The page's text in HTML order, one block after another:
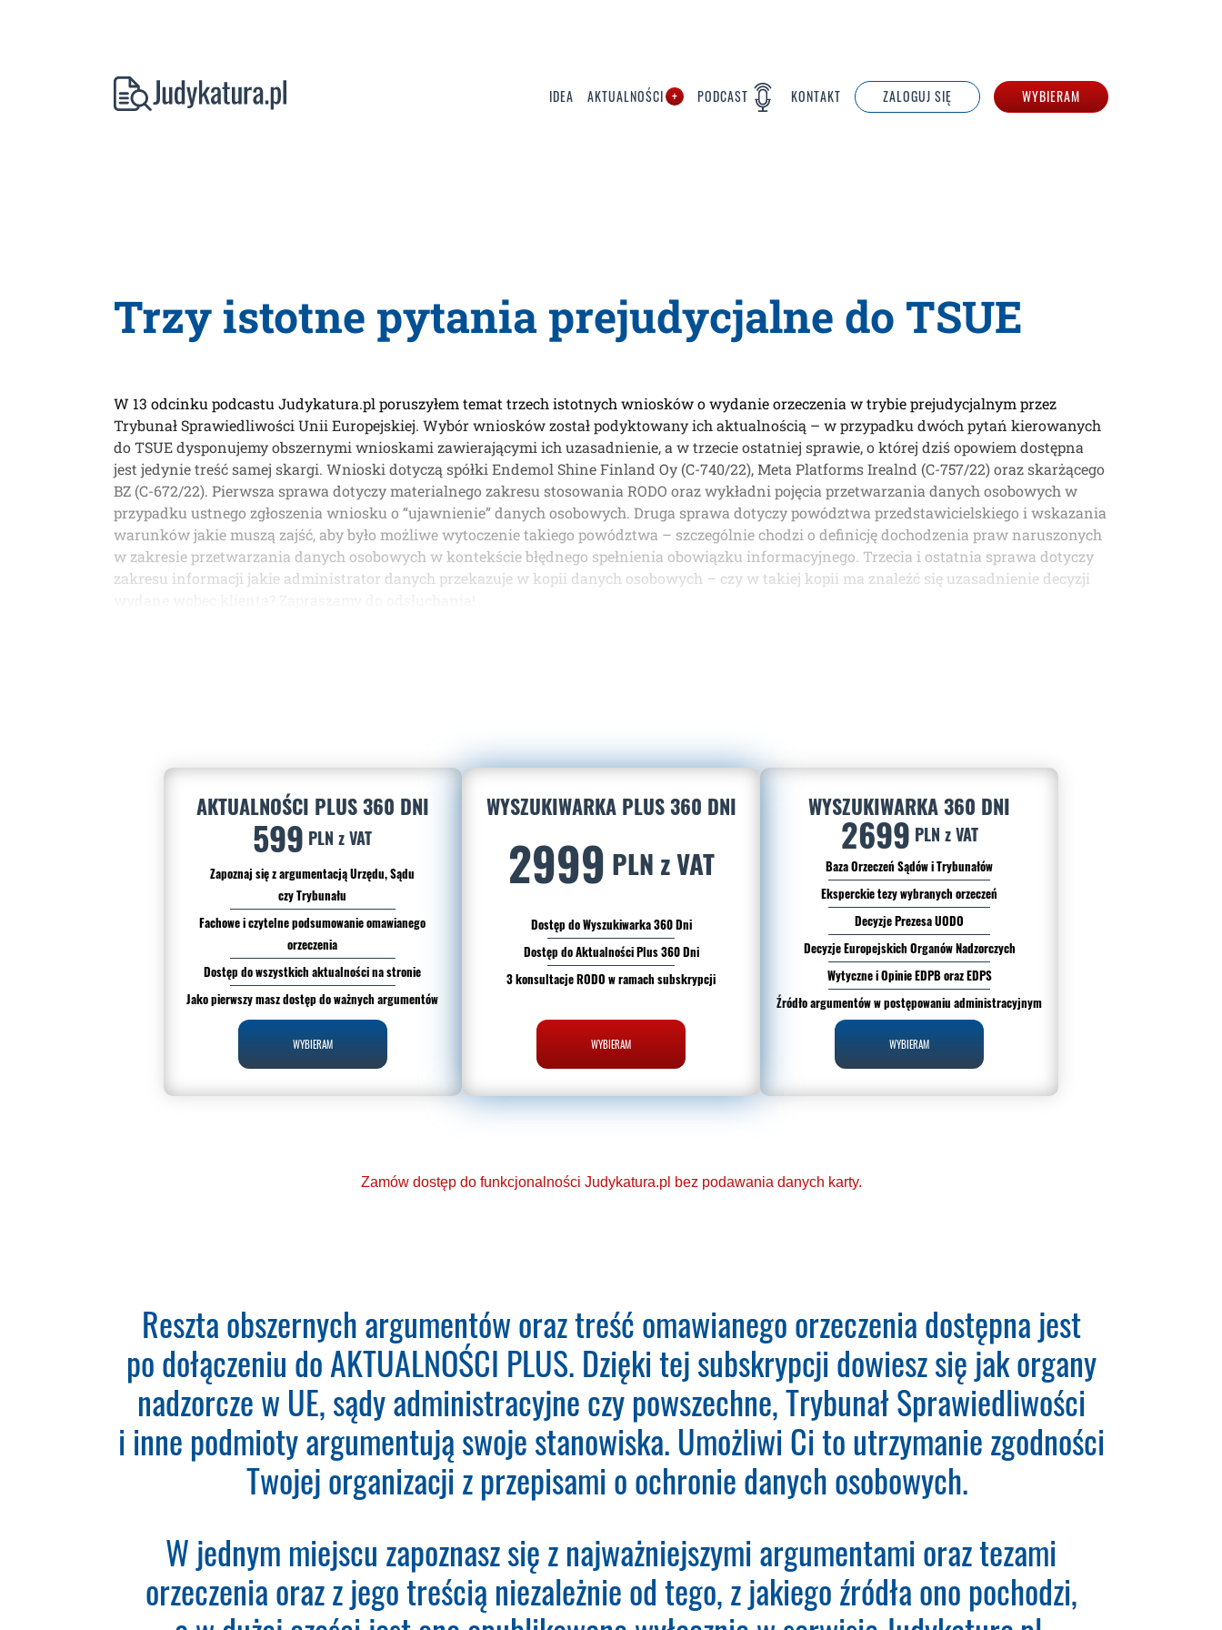
IDEA AKTUALNOŚCI PODCAST KONTAKT ZALOGUJ SIĘ WYBIERAM
Trzy istotne pytania prejudycjalne do TSUE
W 13 odcinku podcastu Judykatura.pl poruszyłem temat trzech istotnych wniosków o wydanie orzeczenia w trybie prejudycjalnym przez
Trybunał Sprawiedliwości Unii Europejskiej. Wybór wniosków został podyktowany ich aktualnością – w przypadku dwóch pytań kierowanych
do TSUE dysponujemy obszernymi wnioskami zawierającymi ich uzasadnienie, a w trzecie ostatniej sprawie, o której dziś opowiem dostępna
jest jedynie treść samej skargi. Wnioski dotyczą spółki Endemol Shine Finland Oy (C-740/22), Meta Platforms Irealnd (C-757/22) oraz skarżącego
BZ (C-672/22). Pierwsza sprawa dotyczy materialnego zakresu stosowania RODO oraz wykładni pojęcia przetwarzania danych osobowych w
przypadku ustnego zgłoszenia wniosku o “ujawnienie” danych osobowych. Druga sprawa dotyczy powództwa przedstawicielskiego i wskazania
warunków jakie muszą zajść, aby było możliwe wytoczenie takiego powództwa – szczególnie chodzi o definicję dochodzenia praw naruszonych
w zakresie przetwarzania danych osobowych w kontekście błędnego spełnienia obowiązku informacyjnego. Trzecia i ostatnia sprawa dotyczy
zakresu informacji jakie administrator danych przekazuje w kopii danych osobowych – czy w takiej kopii ma znaleźć się uzasadnienie decyzji
AKTUALNOŚCI PLUS 360 DNI
599 PLN z VAT
Zapoznaj się z argumentacją Urzędu, Sądu
czy Trybunału
Fachowe i czytelne podsumowanie omawianego
orzeczenia
Dostęp do wszystkich aktualności na stronie
Jako pierwszy masz dostęp do ważnych argumentów
WYBIERAM
WYSZUKIWARKA PLUS 360 DNI
2999 PLN z VAT
Dostęp do Wyszukiwarka 360 Dni
Dostęp do Aktualności Plus 360 Dni
3 konsultacje RODO w ramach subskrypcji
WYBIERAM
WYSZUKIWARKA 360 DNI
2699 PLN z VAT
Baza Orzeczeń Sądów i Trybunałów
Eksperckie tezy wybranych orzeczeń
Decyzje Prezesa UODO
Decyzje Europejskich Organów Nadzorczych
Wytyczne i Opinie EDPB oraz EDPS
Źródło argumentów w postępowaniu administracyjnym
WYBIERAM
Zamów dostęp do funkcjonalności Judykatura.pl bez podawania danych karty.
Ponad 2000 orzeczeń o Ochronie Danych Osobowych (RODO). Codzienna
aktualizacja bazy orzeczeń.
Teraz zamawiasz Szkolenie RODO - Inspektor Ochrony Danych. Nie musisz podawać karty płatniczej.Wystarczy,
że wypełnisz formularz a na podany adres e-mail otrzymasz fakturę VAT do opłacenia.Ważne:Dopiero po
zaksięgowaniu płatności – system utworzy konto użytkownika oraz uruchomi subskrypcję. Dopiero od tego
momentu rozpoczyna się okres Subskrypcji.
Please leave this field empty.
Aktualności Plus 360
Wyszukiwarka 360
Wyszukiwarka Plus 360 dni
Adres e-mail:
Reszta obszernych argumentów oraz treść omawianego orzeczenia dostępna jest
po dołączeniu do AKTUALNOŚCI PLUS. Dzięki tej subskrypcji dowiesz się jak organy
nadzorcze w UE, sądy administracyjne czy powszechne, Trybunał Sprawiedliwości
i inne podmioty argumentują swoje stanowiska. Umożliwi Ci to utrzymanie zgodności
Twojej organizacji z przepisami o ochronie danych osobowych.
W jednym miejscu zapoznasz się z najważniejszymi argumentami oraz tezami
orzeczenia oraz z jego treścią niezależnie od tego, z jakiego źródła ono pochodzi,